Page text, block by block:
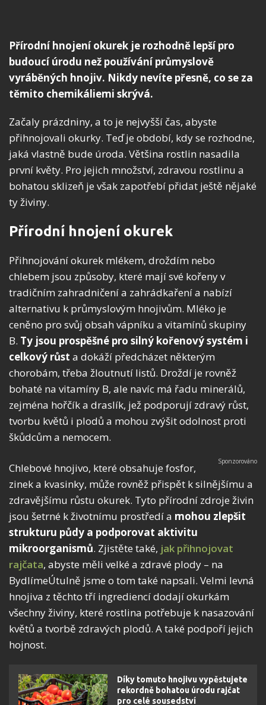
Přírodní hnojení okurek je rozhodně lepší pro
budoucí úrodu než používání průmyslově
vyráběných hnojiv. Nikdy nevíte přesně, co se za
těmito chemikáliemi skrývá.
Začaly prázdniny, a to je nejvyšší čas, abyste
přihnojovali okurky. Teď je období, kdy se rozhodne,
jaká vlastně bude úroda. Většina rostlin nasadila
první květy. Pro jejich množství, zdravou rostlinu a
bohatou sklizeň je však zapotřebí přidat ještě nějaké
ty živiny.
Přírodní hnojení okurek
Přihnojování okurek mlékem, droždím nebo
chlebem jsou způsoby, které mají své kořeny v
tradičním zahradničení a zahrádkaření a nabízí
alternativu k průmyslovým hnojivům. Mléko je
ceněno pro svůj obsah vápníku a vitamínů skupiny
B. Ty jsou prospěšné pro silný kořenový systém i
celkový růst a dokáží předcházet některým
chorobám, třeba žloutnutí listů. Droždí je rovněž
bohaté na vitamíny B, ale navíc má řadu minerálů,
zejména hořčík a draslík, jež podporují zdravý růst,
tvorbu květů i plodů a mohou zvýšit odolnost proti
škůdcům a nemocem.
Chlebové hnojivo, které obsahuje fosfor,
zinek a kvasinky, může rovněž přispět k silnějšímu a
zdravějšímu růstu okurek. Tyto přírodní zdroje živin
jsou šetrné k životnímu prostředí a mohou zlepšit
strukturu půdy a podporovat aktivitu
mikroorganismů. Zjistěte také, jak přihnojovat
rajčata, abyste měli velké a zdravé plody – na
BydlímeÚtulně jsme o tom také napsali. Velmi levná
hnojiva z těchto tří ingrediencí dodají okurkám
všechny živiny, které rostlina potřebuje k nasazování
květů a tvorbě zdravých plodů. A také podpoří jejich
hojnost.
Díky tomuto hnojivu vypěstujete
rekordně bohatou úrodu rajčat
pro celé sousedství